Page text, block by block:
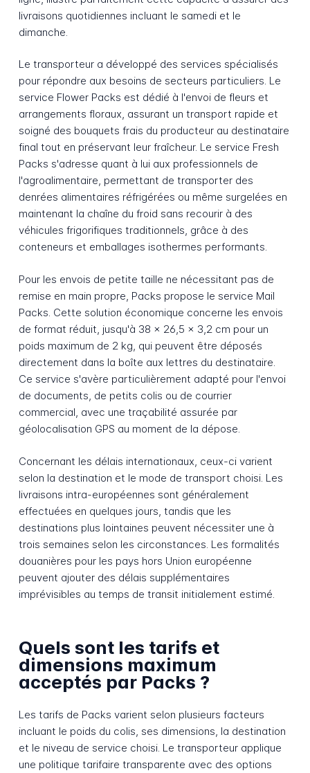
livraisons quotidiennes incluant le samedi et le
dimanche.
Le transporteur a développé des services spécialisés
pour répondre aux besoins de secteurs particuliers. Le
service Flower Packs est dédié à l'envoi de fleurs et
arrangements floraux, assurant un transport rapide et
soigné des bouquets frais du producteur au destinataire
final tout en préservant leur fraîcheur. Le service Fresh
Packs s'adresse quant à lui aux professionnels de
l'agroalimentaire, permettant de transporter des
denrées alimentaires réfrigérées ou même surgelées en
maintenant la chaîne du froid sans recourir à des
véhicules frigorifiques traditionnels, grâce à des
conteneurs et emballages isothermes performants.
Pour les envois de petite taille ne nécessitant pas de
remise en main propre, Packs propose le service Mail
Packs. Cette solution économique concerne les envois
de format réduit, jusqu'à 38 × 26,5 × 3,2 cm pour un
poids maximum de 2 kg, qui peuvent être déposés
directement dans la boîte aux lettres du destinataire.
Ce service s'avère particulièrement adapté pour l'envoi
de documents, de petits colis ou de courrier
commercial, avec une traçabilité assurée par
géolocalisation GPS au moment de la dépose.
Concernant les délais internationaux, ceux-ci varient
selon la destination et le mode de transport choisi. Les
livraisons intra-européennes sont généralement
effectuées en quelques jours, tandis que les
destinations plus lointaines peuvent nécessiter une à
trois semaines selon les circonstances. Les formalités
douanières pour les pays hors Union européenne
peuvent ajouter des délais supplémentaires
imprévisibles au temps de transit initialement estimé.
Quels sont les tarifs et
dimensions maximum
acceptés par Packs ?
Les tarifs de Packs varient selon plusieurs facteurs
incluant le poids du colis, ses dimensions, la destination
et le niveau de service choisi. Le transporteur applique
une politique tarifaire transparente avec des options